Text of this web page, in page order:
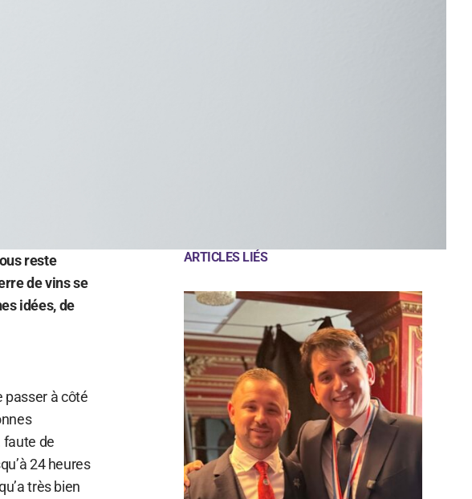
reste
de vins se
idées, de
passer à côté
faute de
24 heures
très bien
ARTICLES LIÉS